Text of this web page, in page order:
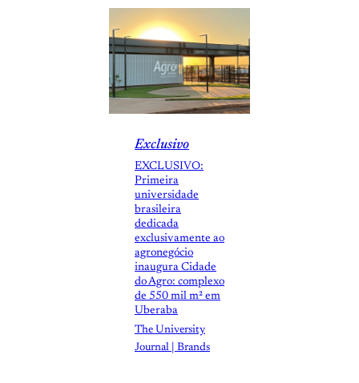
Exclusivo
EXCLUSIVO:
Primeira
universidade
brasileira
dedicada
exclusivamente ao
agronegócio
inaugura Cidade
do Agro: complexo
de 550 mil m² em
Uberaba
The University
Journal | Brands